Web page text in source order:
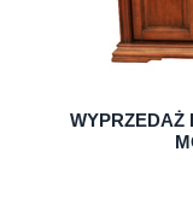
WYPRZEDAŻ